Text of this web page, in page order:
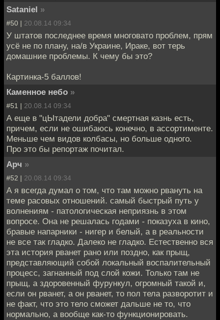
Sataniel »
#50 | 20.08.14 09:34
У штатов последнее время многовато проблем, прям
усё не по плану, на/в Украине, Ираке, вот терь
домашние проблемы. К чему бы это?
Картинка-5 баллов!
Каменное небо »
#51 | 20.08.14 09:34
А еще в "цЫтадели добра" смертная казнь есть,
причем, если не ошибаюсь конечно, в ассортименте.
Меньше чем видов колбасы, но больше одного.
Про это бы репортаж почитал.
Арч »
#52 | 20.08.14 09:34
А я всегда думал о том, что там можно рвануть на
теме расовых отношений. самый быстрый путь у
волнениям - патологическая неприязнь в этом
вопросе. Она не решалась годами - показуха в кино,
бравые напарники - нигер и белый, а в реальности
не все так гладко. Далеко не гладко. Естественно вся
эта история рванет рано или поздно, как прыщ,
представляющий собой локальный воспалительный
процесс, загнанный под слой кожи. Только там не
прыщ, а здоровенный фурункул, огромный такой и,
если он рванет, а он рванет, то пол тела разворотит и
не факт, что это тело сможет дальше не то, что
нормально, а вообще как-то функционировать.